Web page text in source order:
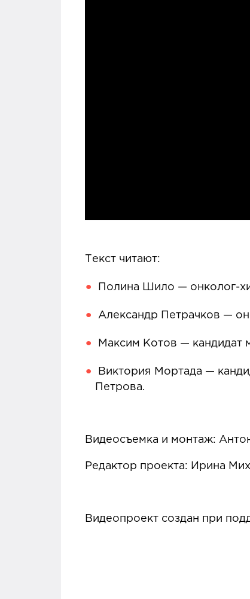
Текст читают:
Полина Шило — онколог-
Александр Петрачков —
Максим Котов — кандидат
Виктория Мортада —
Петрова.
Видеосъемка и монтаж:
Редактор проекта: Ирина
Видеопроект создан при